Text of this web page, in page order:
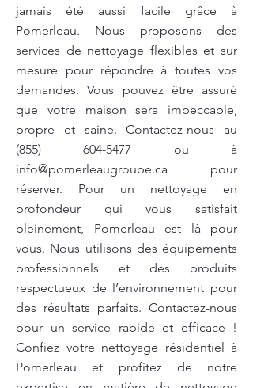
jamais été aussi facile grâce à
Pomerleau. Nous proposons des
services de nettoyage flexibles et sur
mesure pour répondre à toutes vos
demandes. Vous pouvez être assuré
que votre maison sera impeccable,
propre et saine. Contactez-nous au
(855) 604-5477 ou à
info@pomerleaugroupe.ca pour
réserver. Pour un nettoyage en
profondeur qui vous satisfait
pleinement, Pomerleau est là pour
vous. Nous utilisons des équipements
professionnels et des produits
respectueux de l’environnement pour
des résultats parfaits. Contactez-nous
pour un service rapide et efficace !
Confiez votre nettoyage résidentiel à
Pomerleau et profitez de notre